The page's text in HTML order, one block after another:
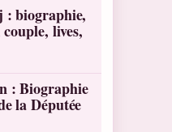
: biographie,
lives,
: Biographie
la Députée